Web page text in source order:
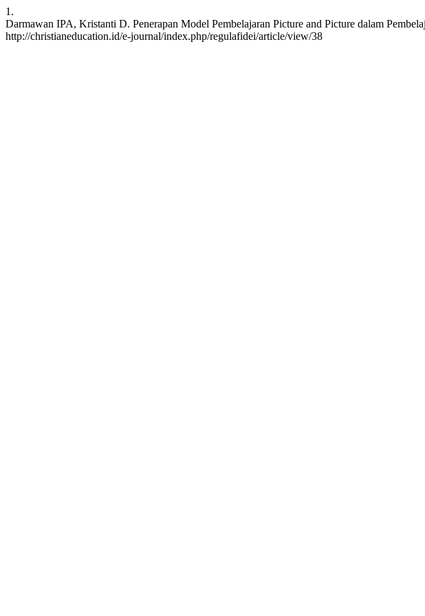
1.
Darmawan IPA, Kristanti D. Penerapan Model Pembelajaran Picture and Picture dalam
http://christianeducation.id/e-journal/index.php/regulafidei/article/view/38